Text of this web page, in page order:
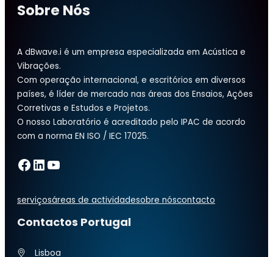
Sobre Nós
A dBwave.i é um empresa especializada em Acústica e
Vibrações.
Com operação internacional, e escritórios em diversos
países, é líder de mercado nas áreas dos Ensaios, Ações
Corretivas e Estudos e Projetos.
O nosso Laboratório é acreditado pelo IPAC de acordo
com a norma EN ISO / IEC 17025.
Facebook LinkedIn YouTube
serviçosáreas de actividadesobre nóscontacto
Contactos Portugal
Lisboa